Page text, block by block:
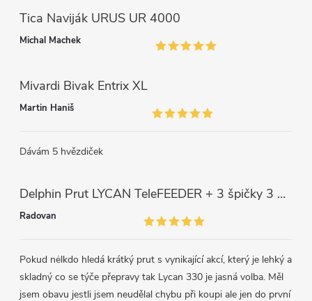
s
u
Tica Naviják URUS UR 4000
Michal Machek
Mivardi Bivak Entrix XL
Martin Haniš
Dávám 5 hvězdiček
Delphin Prut LYCAN TeleFEEDER + 3 špičky 3 m, 80 g
Radovan
Pokud nėlkdo hledá krátký prut s vynikající akcí, který je lehký a
skladný co se týče přepravy tak Lycan 330 je jasná volba. Měl
jsem obavu jestli jsem neudělal chybu při koupi ale jen do první